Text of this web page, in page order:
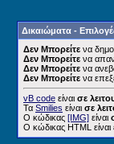
Δικαιώματα -
Δεν Μπορείτε να
Δεν Μπορείτε να
Δεν Μπορείτε να
Δεν Μπορείτε να
vB code είναι σε
Τα Smilies είναι σε
Ο κώδικας [IMG] είναι
Ο κώδικας HTML είναι